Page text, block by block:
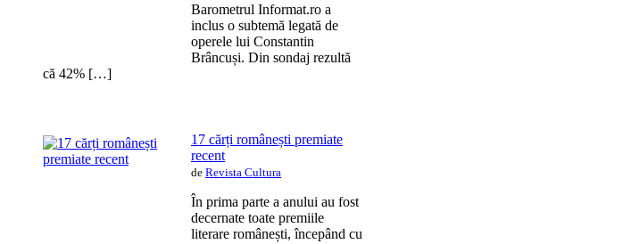
Barometrul Informat.ro a
inclus o subtemă legată de
operele lui Constantin
Brâncuși. Din sondaj rezultă
că 42% […]
17 cărți românești premiate
recent
de Revista Cultura
În prima parte a anului au fost
decernate toate premiile
literare românești, începând cu